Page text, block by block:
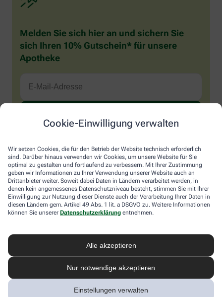
Cookie-Einwilligung verwalten
Wir setzen Cookies, die für den Betrieb der Website technisch erforderlich
sind. Darüber hinaus verwenden wir Cookies, um unsere Website für Sie
optimal zu gestalten und fortlaufend zu verbessern. Mit Ihrer Zustimmung
geben wir Informationen zu Ihrer Verwendung unserer Website auch an
Drittanbieter weiter. Soweit dabei Daten in Ländern verarbeitet werden, in
denen kein angemessenes Datenschutzniveau besteht, stimmen Sie mit Ihrer
Einwilligung zur Nutzung dieser Dienste auch der Verarbeitung Ihrer Daten in
diesen Ländern gem. Artikel 49 Abs. 1 lit. a DSGVO zu. Weitere Informationen
können Sie unserer Datenschutzerklärung entnehmen.
Alle akzeptieren
Nur notwendige akzeptieren
Einstellungen verwalten
Melden Sie sich hier an und sichern Sie
sich Ihren 10% Gutschein* für unsere
Apotheke
Sie
ein
Mensch?
Dann
wählen
Sie
bitte
das
1 2 3
Ich möchte den im Namen meiner Apotheke versandten News-
Service abonnieren, der von der Alliance Healthcare Deutschland
GmbH (AHD) angeboten wird. Hiermit willige ich ein, dass AHD
meine E-Mail-Adresse zum Versand des News-Service
verarbeitet. AHD setzt für den Versand und die Analyse des
Newsletters den Dienstleister Emarsys ein. Die Einwilligung
Datenverarbeitung finden sich in derDatenschutzerklärung
AHD.
31.12.2026. Mindestbestellwert: 50,00 €. Gültig auf das